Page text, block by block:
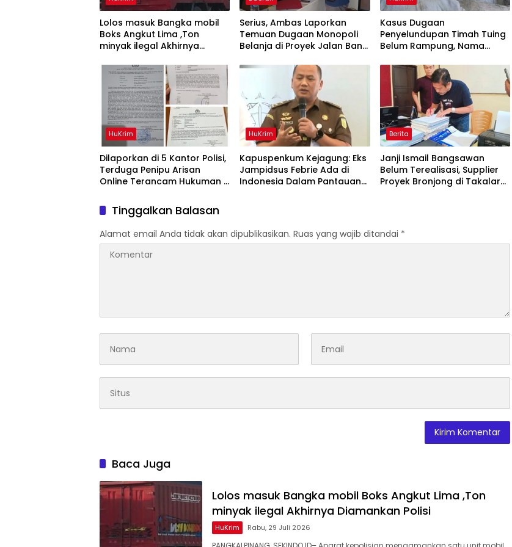
Lolos masuk Bangka mobil
Boks Angkut Lima ,Ton
minyak ilegal Akhirnya
Serius, Ambas Laporkan
‎Temuan Dugaan Monopoli
Belanja di Proyek Jalan Bang
Kasus Dugaan
Penyelundupan Timah Tuing
Belum Rampung, Nama
Informasi Penyidikan
HuKrim
Dilaporkan di 5 Kantor Polisi,
Terduga Penipu Arisan
Online Terancam Hukuman 4
Juta
HuKrim
Kapuspenkum Kejagung: Eks
Jampidsus Febrie Ada di
Indonesia Dalam Pantauan
Berita
Janji Ismail Bangsawan
Belum Terealisasi, Supplier
Proyek Bronjong di Takalar
Tinggalkan Balasan
Alamat email Anda tidak akan dipublikasikan. Ruas yang wajib ditandai *
Baca Juga
Lolos masuk Bangka mobil Boks Angkut Lima ,Ton
minyak ilegal Akhirnya Diamankan Polisi
HuKrim Rabu, 29 Juli 2026